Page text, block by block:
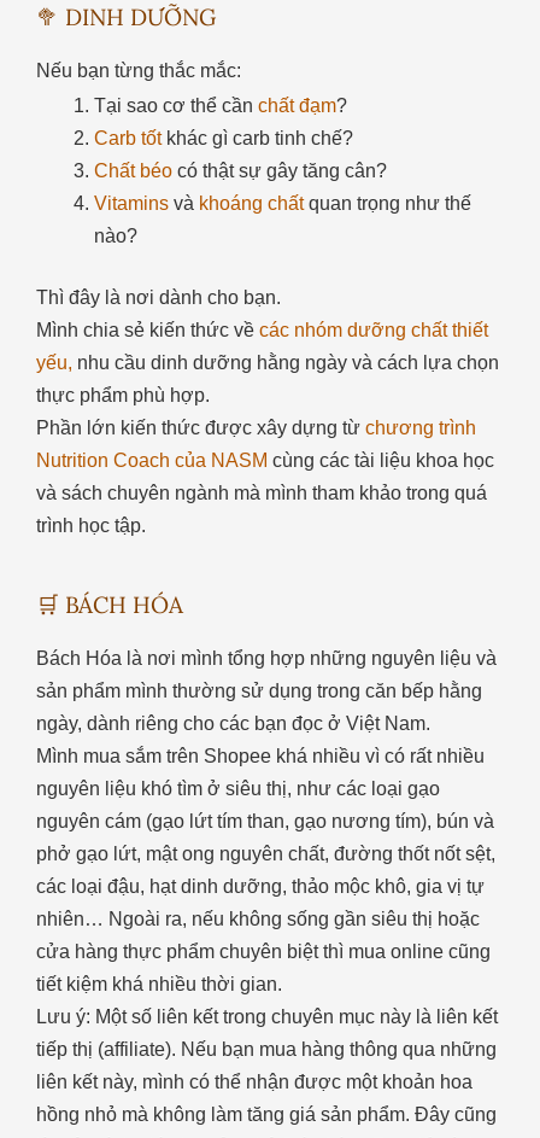
🥦 DINH DƯỠNG
Nếu bạn từng thắc mắc:
Tại sao cơ thể cần chất đạm?
Carb tốtkhác gì carb tinh chế?
Chất béo có thật sự gây tăng cân?
Vitamins và khoáng chấtquan trọng như thế
nào?
Thì đây là nơi dành cho bạn.
Mình chia sẻ kiến thức về các nhóm dưỡng chất thiết
yếu, nhu cầu dinh dưỡng hằng ngày và cách lựa chọn
thực phẩm phù hợp.
Phần lớn kiến thức được xây dựng từ chương trình
Nutrition Coach của NASM cùng các tài liệu khoa học
và sách chuyên ngành mà mình tham khảo trong quá
trình học tập.
🛒 BÁCH HÓA
Bách Hóa là nơi mình tổng hợp những nguyên liệu và
sản phẩm mình thường sử dụng trong căn bếp hằng
ngày, dành riêng cho các bạn đọc ở Việt Nam.
Mình mua sắm trên Shopee khá nhiều vì có rất nhiều
nguyên liệu khó tìm ở siêu thị, như các loại gạo
nguyên cám (gạo lứt tím than, gạo nương tím), bún và
phở gạo lứt, mật ong nguyên chất, đường thốt nốt sệt,
các loại đậu, hạt dinh dưỡng, thảo mộc khô, gia vị tự
nhiên… Ngoài ra, nếu không sống gần siêu thị hoặc
cửa hàng thực phẩm chuyên biệt thì mua online cũng
tiết kiệm khá nhiều thời gian.
Lưu ý: Một số liên kết trong chuyên mục này là liên kết
tiếp thị (affiliate). Nếu bạn mua hàng thông qua những
liên kết này, mình có thể nhận được một khoản hoa
hồng nhỏ mà không làm tăng giá sản phẩm. Đây cũng